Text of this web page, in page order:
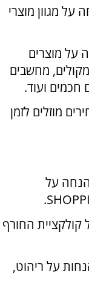
הנחה על מגוון מוצרי
הנחה על מוצרים
מחשבים
חכמים ועוד.
מוזלים לזמן
– 40% הנחה + 15% הנחה על
הנחה על קולקציית החורף
על ריהוט,